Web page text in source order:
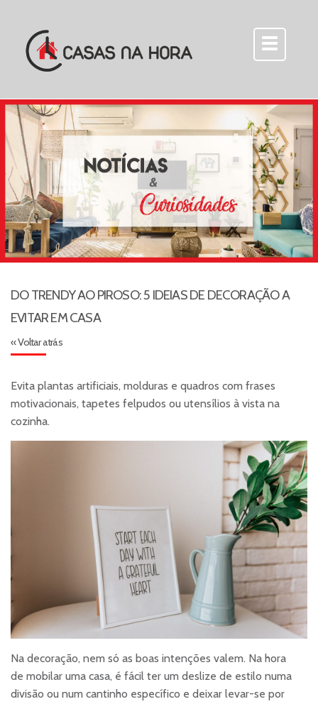
DO TRENDY AO PIROSO: 5 IDEIAS DE DECORAÇÃO A
EVITAR EM CASA
« Voltar atrás
Evita plantas artificiais, molduras e quadros com frases
motivacionais, tapetes felpudos ou utensílios à vista na
cozinha.
Na decoração, nem só as boas intenções valem. Na hora
de mobilar uma casa, é fácil ter um deslize de estilo numa
divisão ou num cantinho específico e deixar levar-se por